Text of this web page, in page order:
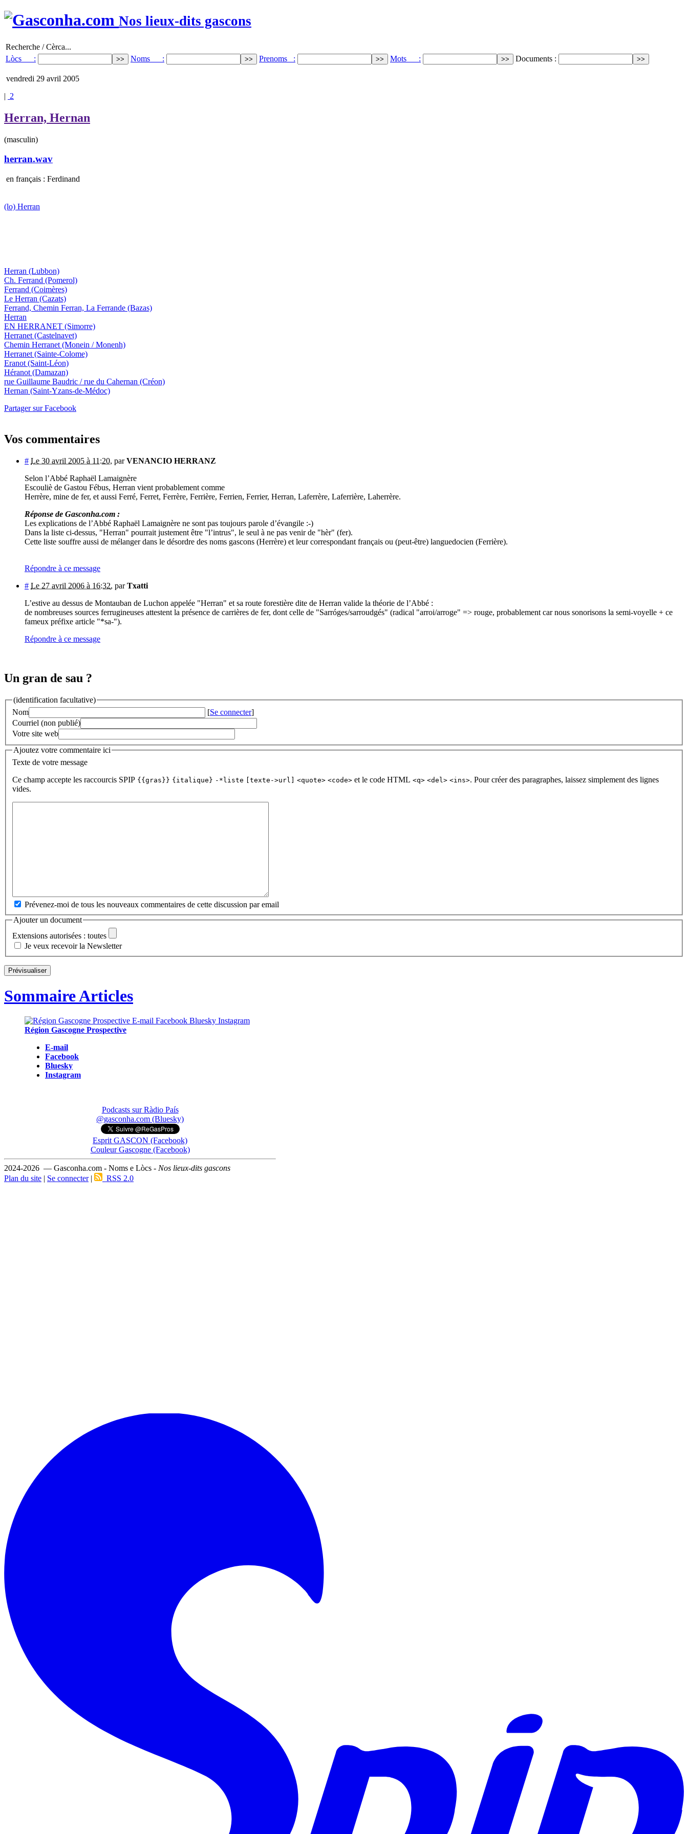
Nos lieux-dits gascons
Recherche / Cèrca...
Lòcs :
Noms : Prenoms : Mots : Documents :
vendredi 29 avril 2005
| 2
Herran, Hernan
(masculin)
herran.wav
en français : Ferdinand
(lo) Herran
Herran (Lubbon)
Ch. Ferrand (Pomerol)
Ferrand (Coimères)
Le Herran (Cazats)
Ferrand, Chemin Ferran, La Ferrande (Bazas)
Herran
EN HERRANET (Simorre)
Herranet (Castelnavet)
Chemin Herranet (Monein / Monenh)
Herranet (Sainte-Colome)
Eranot (Saint-Léon)
Héranot (Damazan)
rue Guillaume Baudric / rue du Cahernan (Créon)
Hernan (Saint-Yzans-de-Médoc)
Partager sur Facebook
Vos commentaires
# Le 30 avril 2005 à 11:20, parVENANCIO HERRANZ
Selon l’Abbé Raphaël Lamaignère
Escouliè de Gastou Fébus, Herran vient probablement comme
Herrère, mine de fer, et aussi Ferré, Ferret, Ferrère, Ferrière, Ferrien, Ferrier, Herran, Laferrère, Laferrière, Laherrère.
Réponse de Gasconha.com :
Les explications de l’Abbé Raphaël Lamaignère ne sont pas toujours parole d’évangile :-)
Dans la liste ci-dessus, "Herran" pourrait justement être "l’intrus", le seul à ne pas venir de "hèr" (fer).
Cette liste souffre aussi de mélanger dans le désordre des noms gascons (Herrère) et leur correspondant français ou (peut-être) languedocien (Ferrière).
Répondre à ce message
# Le 27 avril 2006 à 16:32, parTxatti
L’estive au dessus de Montauban de Luchon appelée "Herran" et sa route forestière dite de Herran valide la théorie de l’Abbé :
de nombreuses sources ferrugineuses attestent la présence de carrières de fer, dont celle de "Sarróges/sarroudgés" (radical "arroi/arroge" => rouge, probablement car nous sonorisons la semi-voyelle + ce
fameux préfixe article "*sa-").
Répondre à ce message
Un gran de sau ?
(identification facultative)
Nom
[Se connecter]
Courriel (non publié)
Votre site web
Ajoutez votre commentaire ici
Texte de votre message
Ce champ accepte les raccourcis SPIP {{gras}} {italique} -*liste [texte->url] <quote> <code> et le code HTML <q> <del> <ins>. Pour créer des paragraphes, laissez simplement des lignes
vides.
Prévenez-moi de tous les nouveaux commentaires de cette discussion par email
Ajouter un document
Extensions autorisées : toutes
Je veux recevoir la Newsletter
Sommaire Articles
Région Gascogne Prospective
E-mail
Facebook
Bluesky
Instagram
Podcasts sur Ràdio País
@gasconha.com (Bluesky)
Esprit GASCON (Facebook)
Couleur Gascogne (Facebook)
2024-2026 — Gasconha.com - Noms e Lòcs - Nos lieux-dits gascons
Plan du site | Se connecter| RSS 2.0